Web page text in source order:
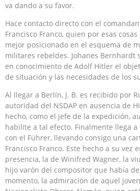
va dando a su favor.
Hace contacto directo con el
Francisco Franco, quien por esas
mejor posicionado en el esquema de
militares rebeldes. Johanes Bernhardt
en conocimiento de Adolf Hitler el
de situación y las necesidades de los
Al llegar a Berlín, J. B. es recibido por
autoridad del NSDAP en ausencia de
hecho, como el jefe de la expedición,
habilite a tal efecto. Finalmente llega
con el Führer, llevando consigo una
Francisco Franco. Este hecho a su vez
presencia, la de Winifred Wagner, la
hijo varón del compositor que había
momento, la admiración de aquel